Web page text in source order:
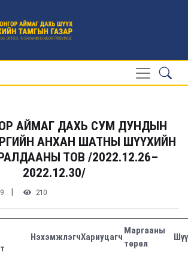
АЙМАГ ДАХЬ СУМ ДУНДЫН
АНХАН ШАТНЫ ШҮҮХИЙН
ТОВ /2022.12.26–
2022.12.30/
| 210
НэхэмжлэгчХариуцагч
Маргааны
төрөл